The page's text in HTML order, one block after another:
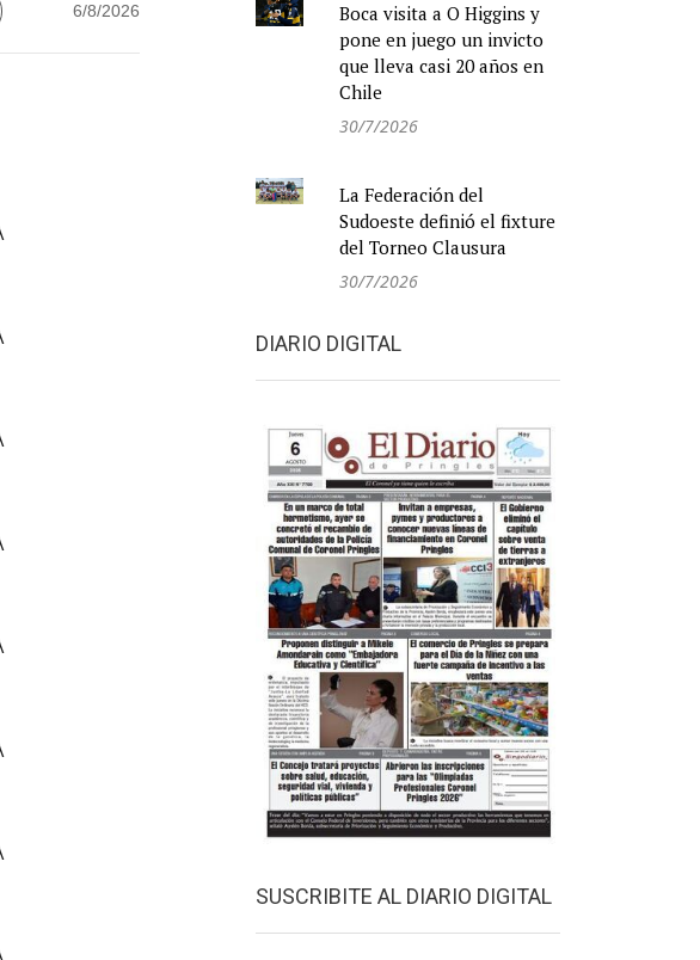
Boca visita a O Higgins y
pone en juego un invicto
que lleva casi 20 años en
Chile
30/7/2026
La Federación del
Sudoeste definió el fixture
del Torneo Clausura
30/7/2026
DIARIO DIGITAL
SUSCRIBITE AL DIARIO DIGITAL